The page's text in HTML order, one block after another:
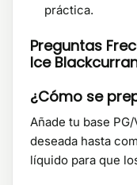
práctica.
Preguntas
Ice
¿Cómo se
Añade tu base
deseada hasta
líquido para que